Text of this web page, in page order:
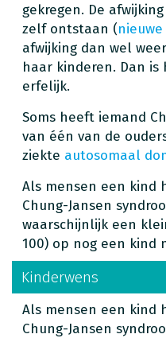
gekregen. De
zelf ontstaan (
afwijking dan wel
haar kinderen. Dan is
erfelijk.
Soms heeft iemand
van één van de
ziekte autosomaal
Als mensen een kind
Chung-Jansen
waarschijnlijk een
100) op nog een kind
Kinderwens
Als mensen een kind
Chung-Jansen